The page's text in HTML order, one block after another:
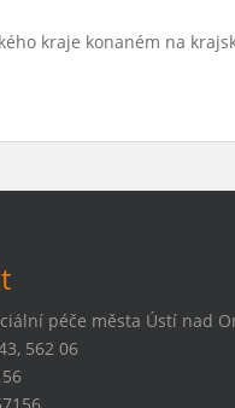
kraje konaném na
péče města Ústí nad
562 06